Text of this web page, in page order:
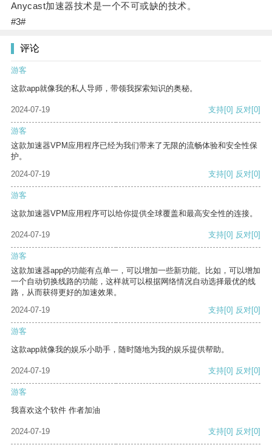
Anycast加速器技术是一个不可或缺的技术。
#3#
评论
游客
这款app就像我的私人导师，带领我探索知识的奥秘。
2024-07-19 支持[0] 反对[0]
游客
这款加速器VPM应用程序已经为我们带来了无限的流畅体验和安全性保
护。
2024-07-19
支持[0] 反对[0]
游客
这款加速器VPM应用程序可以给你提供全球覆盖和最高安全性的连接。
2024-07-19 支持[0] 反对[0]
游客
这款加速器app的功能有点单一，可以增加一些新功能。比如，可以增加
一个自动切换线路的功能，这样就可以根据网络情况自动选择最优的线
路，从而获得更好的加速效果。
2024-07-19
支持[0] 反对[0]
游客
这款app就像我的娱乐小助手，随时随地为我的娱乐提供帮助。
2024-07-19 支持[0] 反对[0]
游客
我喜欢这个软件 作者加油
2024-07-19 支持[0] 反对[0]